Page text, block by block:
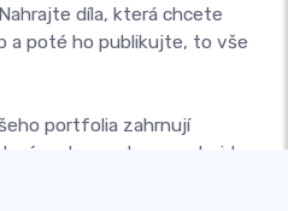
díla, která chcete
a poté ho publikujte, to vše
portfolia zahrnují
mohou zobrazovat video